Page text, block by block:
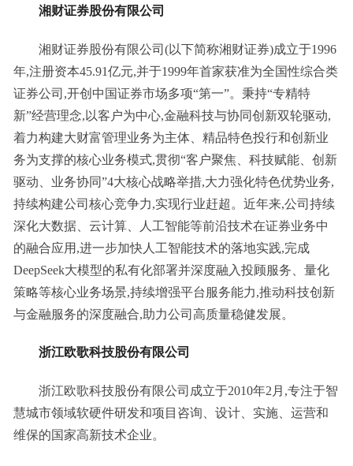
湘财证券股份有限公司
湘财证券股份有限公司(以下简称湘财证券)成立于1996
年,注册资本45.91亿元,并于1999年首家获准为全国性综合类
证券公司,开创中国证券市场多项“第一”。秉持“专精特
新”经营理念,以客户为中心,金融科技与协同创新双轮驱动,
着力构建大财富管理业务为主体、精品特色投行和创新业
务为支撑的核心业务模式,贯彻“客户聚焦、科技赋能、创新
驱动、业务协同”4大核心战略举措,大力强化特色优势业务,
持续构建公司核心竞争力,实现行业赶超。近年来,公司持续
深化大数据、云计算、人工智能等前沿技术在证券业务中
的融合应用,进一步加快人工智能技术的落地实践,完成
DeepSeek大模型的私有化部署并深度融入投顾服务、量化
策略等核心业务场景,持续增强平台服务能力,推动科技创新
与金融服务的深度融合,助力公司高质量稳健发展。
浙江欧歌科技股份有限公司
浙江欧歌科技股份有限公司成立于2010年2月,专注于智
慧城市领域软硬件研发和项目咨询、设计、实施、运营和
维保的国家高新技术企业。